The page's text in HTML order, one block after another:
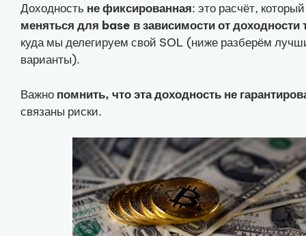
Доходность не фиксированная: это расчёт,
меняться для base в зависимости от доходности
куда мы делегируем свой SOL (ниже разберём
варианты).
Важно помнить, что эта доходность не
связаны риски.